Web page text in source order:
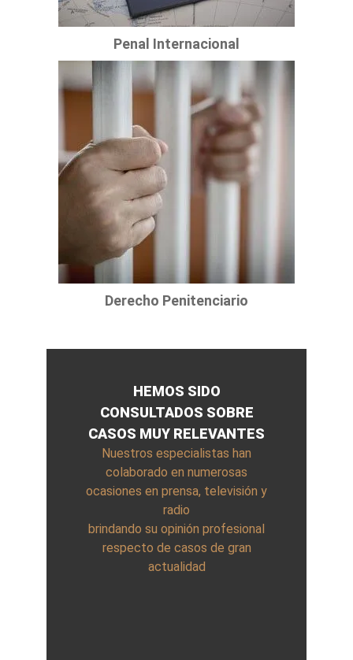
Penal Internacional
Derecho Penitenciario
HEMOS SIDO
CONSULTADOS SOBRE
CASOS MUY RELEVANTES
Nuestros especialistas han
colaborado en numerosas
ocasiones en prensa, televisión y
radio
brindando su opinión profesional
respecto de casos de gran
actualidad